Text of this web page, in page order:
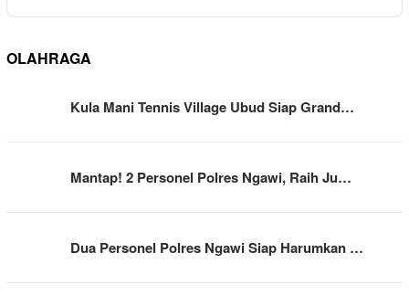
OLAHRAGA
Kula Mani Tennis Village Ubud Siap Grand…
Mantap! 2 Personel Polres Ngawi, Raih Ju…
Dua Personel Polres Ngawi Siap Harumkan …